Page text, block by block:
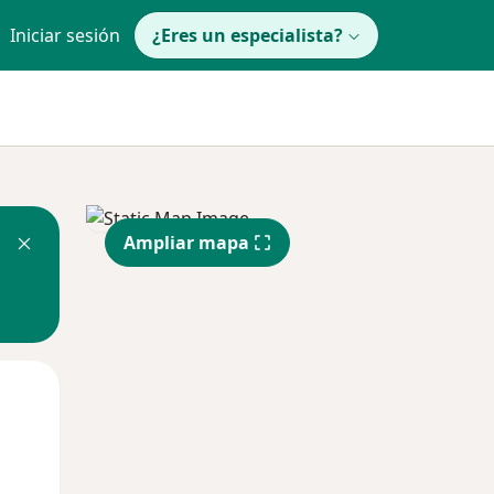
Iniciar sesión ¿Eres un especialista?
Ampliar mapa